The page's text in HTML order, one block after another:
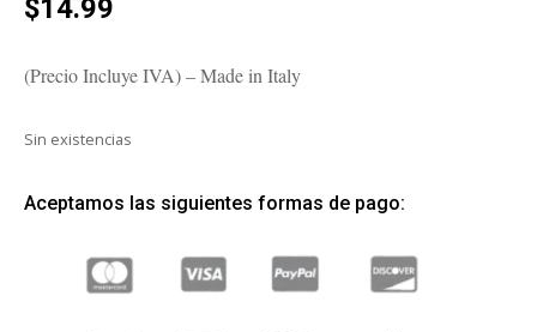
$14.99
(Precio Incluye IVA) – Made in Italy
Sin existencias
Aceptamos las siguientes formas de pago: